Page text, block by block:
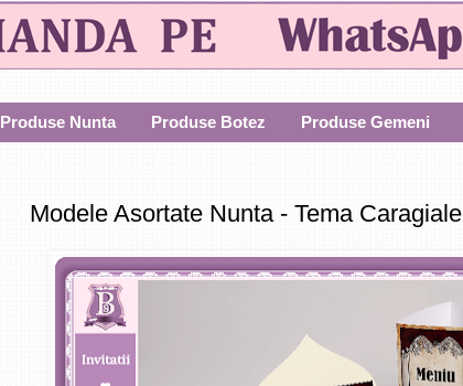
Produse Nunta Produse Botez Produse Gemeni
Modele Asortate Nunta - Tema Caragiale